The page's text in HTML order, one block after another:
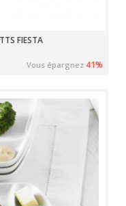
FIESTA
Vous épargnez 41%